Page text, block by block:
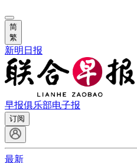
简
繁
新明日报
早报俱乐部电子报
订阅
最新